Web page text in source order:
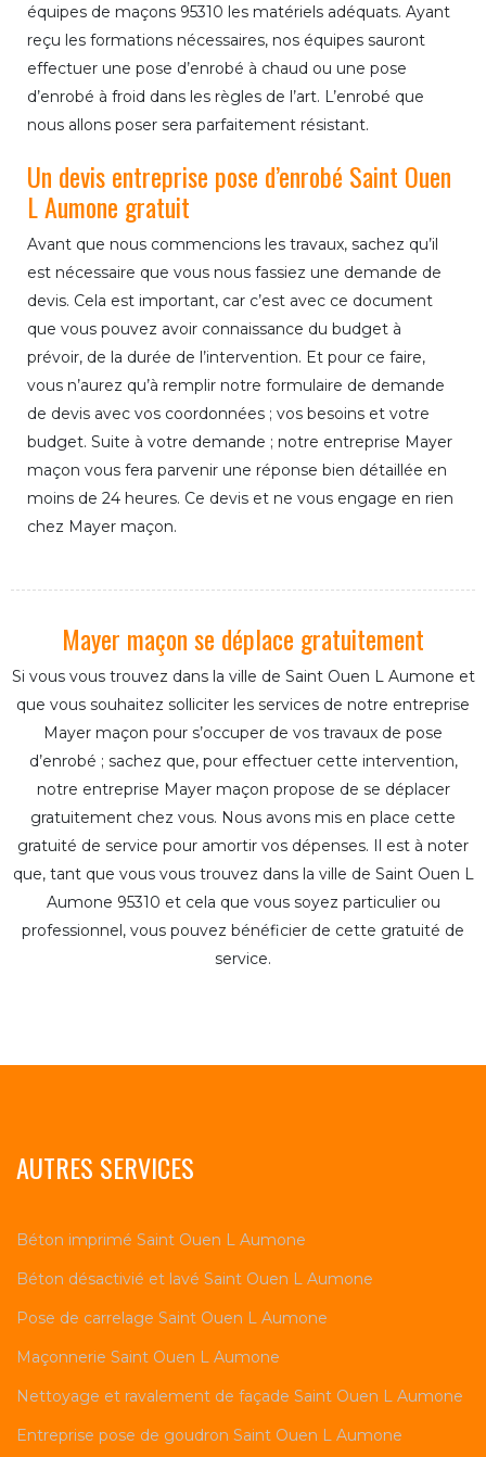
équipes de maçons 95310 les matériels adéquats. Ayant
reçu les formations nécessaires, nos équipes sauront
effectuer une pose d’enrobé à chaud ou une pose
d’enrobé à froid dans les règles de l’art. L’enrobé que
nous allons poser sera parfaitement résistant.
Un devis entreprise pose d’enrobé Saint Ouen
L Aumone gratuit
Avant que nous commencions les travaux, sachez qu’il
est nécessaire que vous nous fassiez une demande de
devis. Cela est important, car c’est avec ce document
que vous pouvez avoir connaissance du budget à
prévoir, de la durée de l’intervention. Et pour ce faire,
vous n’aurez qu’à remplir notre formulaire de demande
de devis avec vos coordonnées ; vos besoins et votre
budget. Suite à votre demande ; notre entreprise Mayer
maçon vous fera parvenir une réponse bien détaillée en
moins de 24 heures. Ce devis et ne vous engage en rien
chez Mayer maçon.
Mayer maçon se déplace gratuitement
Si vous vous trouvez dans la ville de Saint Ouen L Aumone et
que vous souhaitez solliciter les services de notre entreprise
Mayer maçon pour s’occuper de vos travaux de pose
d’enrobé ; sachez que, pour effectuer cette intervention,
notre entreprise Mayer maçon propose de se déplacer
gratuitement chez vous. Nous avons mis en place cette
gratuité de service pour amortir vos dépenses. Il est à noter
que, tant que vous vous trouvez dans la ville de Saint Ouen L
Aumone 95310 et cela que vous soyez particulier ou
professionnel, vous pouvez bénéficier de cette gratuité de
service.
AUTRES SERVICES
Béton imprimé Saint Ouen L Aumone
Béton désactivié et lavé Saint Ouen L Aumone
Pose de carrelage Saint Ouen L Aumone
Maçonnerie Saint Ouen L Aumone
Nettoyage et ravalement de façade Saint Ouen L Aumone
Entreprise pose de goudron Saint Ouen L Aumone